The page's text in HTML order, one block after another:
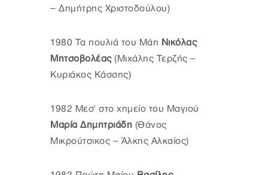
– Δημήτρης Χριστοδούλου)
1980 Τα πουλιά του Μάη Νικόλας
Μητσοβολέας(Μιχάλης Τερζής –
Κυριάκος Κάσσης)
1982 Μεσ' στο χημείο του Μαγιού
Μαρία Δημητριάδη (Θάνος
Μικρούτσικος – Άλκης Αλκαίος)